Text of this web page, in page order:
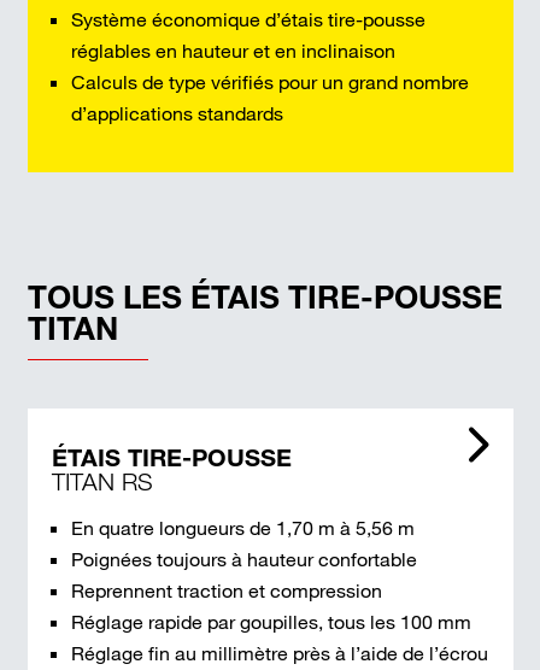
Système économique d’étais tire-pousse
réglables en hauteur et en inclinaison
Calculs de type vérifiés pour un grand nombre
d’applications standards
TOUS LES ÉTAIS TIRE-POUSSE
TITAN
ÉTAIS TIRE-POUSSE
TITAN RS
En quatre longueurs de 1,70 m à 5,56 m
Poignées toujours à hauteur confortable
Reprennent traction et compression
Réglage rapide par goupilles, tous les 100 mm
Réglage fin au millimètre près à l’aide de l’écrou